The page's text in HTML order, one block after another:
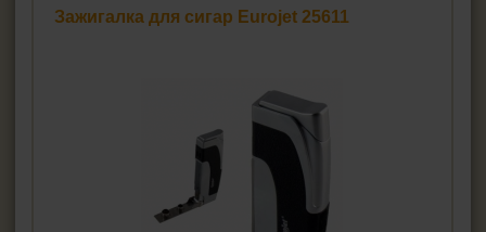
Зажигалка для сигар Eurojet 25611
ВСЁ ДЛЯ СИГАРЕТ И САМОКРУТОК
ЗАЖИГАЛКИ